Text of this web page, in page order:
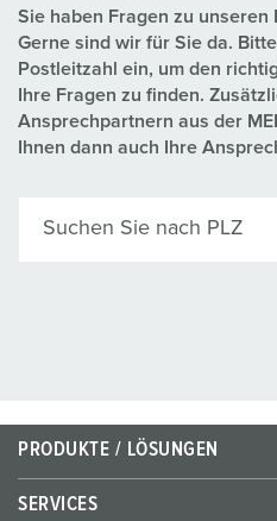
Sie haben Fragen zu unseren
Gerne sind wir für Sie da.
Postleitzahl ein, um den
Ihre Fragen zu finden.
Ansprechpartnern aus der
Ihnen dann auch Ihre
Suchen Sie nach PLZ
PRODUKTE / LÖSUNGEN
SERVICES